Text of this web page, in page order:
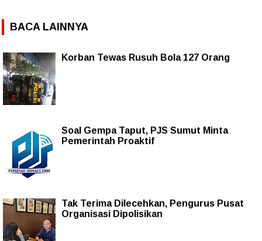
BACA LAINNYA
Korban Tewas Rusuh Bola 127 Orang
Soal Gempa Taput, PJS Sumut Minta
Pemerintah Proaktif
Tak Terima Dilecehkan, Pengurus Pusat
Organisasi Dipolisikan